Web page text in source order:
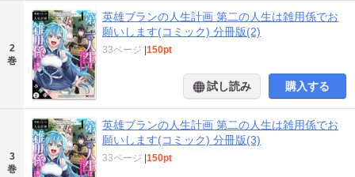
2
巻
英雄ブランの人生計画 第二の人生は雑用係でお
願いします(コミック) 分冊版(2)
33ページ |150pt
試し読み 購入する
3
巻
英雄ブランの人生計画 第二の人生は雑用係でお
願いします(コミック) 分冊版(3)
33ページ |150pt